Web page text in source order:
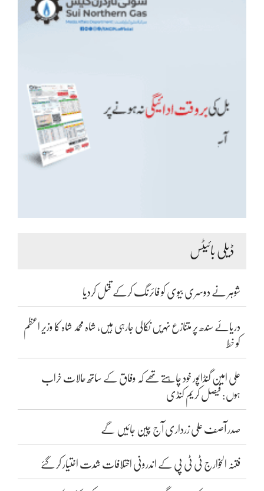
ڈیلی بائیٹس
شوہر نے دوسری بیوی کو فائرنگ کرکے قتل کردیا
دریائے سندھ پر متنازع نہریں نکالی جارہی ہیں، شاہ محمد شاہ کا وزیر اعظم
کو خط
علی امین گنڈاپور خود چاہتے تھے کہ وفاق کے ساتھ حالات خراب
ہوں: فیصل کریم کنڈی
صدر آصف علی زرداری آج چین جائیں گے
فتنہ الخوارج ٹی ٹی پی کے اندرونی اختلافات شدت اختیار کر گئے